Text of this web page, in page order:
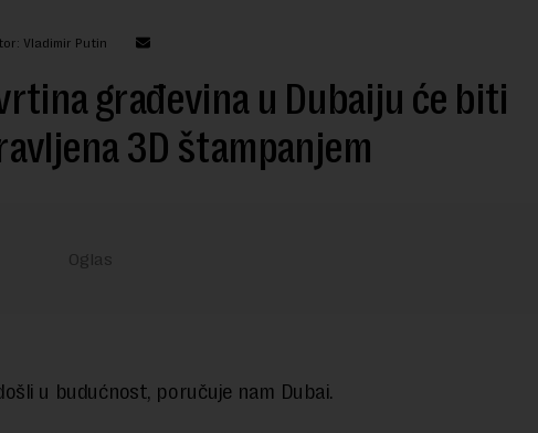
Vladimir Putin
građevina u Dubaiju će biti
3D štampanjem
u budućnost, poručuje nam Dubai.